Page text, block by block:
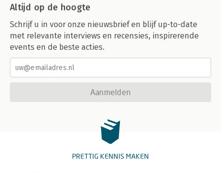
Altijd op de hoogte
Schrijf u in voor onze nieuwsbrief en blijf up-to-date
met relevante interviews en recensies, inspirerende
events en de beste acties.
Aanmelden
PRETTIG KENNIS MAKEN